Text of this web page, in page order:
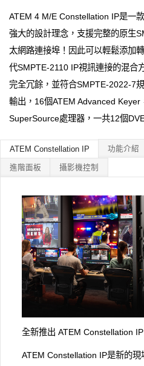
ATEM 4 M/E Con​​stellation IP是一
強大的設計理念，支援完整的原生
太網路連接埠！因此可以輕鬆添加
代SMPTE-2110 IP視訊連接的混合
完全冗餘，並符合SMPTE-2022-7
輸出，16個ATEM Advanced Keyer
SuperSource處理器，一共12個
ATEM Constellation IP 功能介紹
進階面板 攝影機控制
全新推出 ATEM Constellation IP
ATEM Constellation IP是新的